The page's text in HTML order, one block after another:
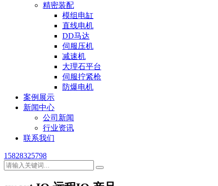
精密装配
模组电缸
直线电机
DD马达
伺服压机
减速机
大理石平台
伺服拧紧枪
防爆电机
案例展示
新闻中心
公司新闻
行业资讯
联系我们
15828325798